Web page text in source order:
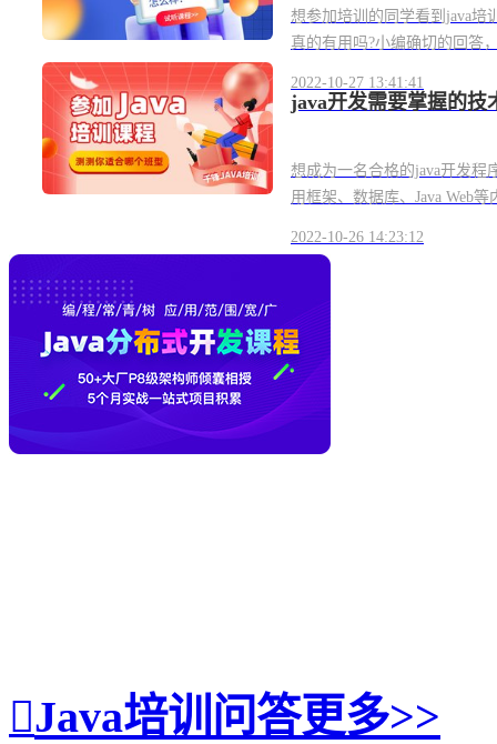
想参加培训的同学看到java培
真的有用吗?小编确切的回答
2022-10-27 13:41:41
java开发需要掌握的技
想成为一名合格的java开发程
用框架、数据库、Java Web
2022-10-26 14:23:12
Java培训问答更多>>